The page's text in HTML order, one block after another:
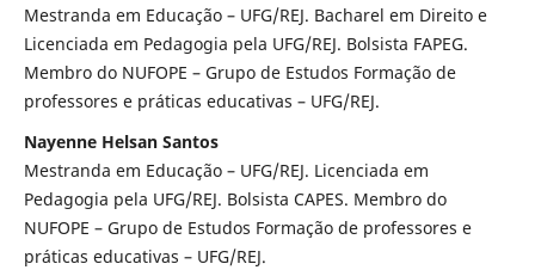
Mestranda em Educação – UFG/REJ. Bacharel em Direito e
Licenciada em Pedagogia pela UFG/REJ. Bolsista FAPEG.
Membro do NUFOPE – Grupo de Estudos Formação de
professores e práticas educativas – UFG/REJ.
Nayenne Helsan Santos
Mestranda em Educação – UFG/REJ. Licenciada em
Pedagogia pela UFG/REJ. Bolsista CAPES. Membro do
NUFOPE – Grupo de Estudos Formação de professores e
práticas educativas – UFG/REJ.